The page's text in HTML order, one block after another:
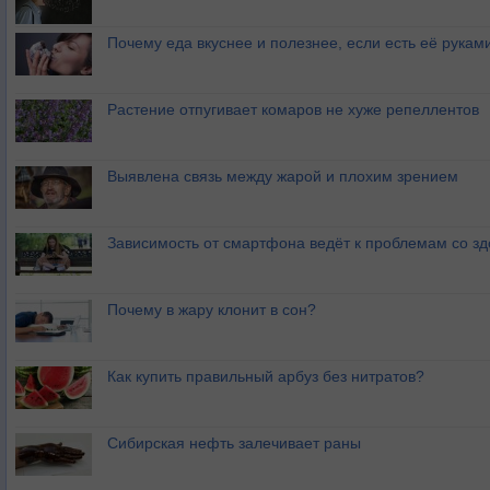
Почему еда вкуснее и полезнее, если есть её
Растение отпугивает комаров не хуже репеллентов
Выявлена связь между жарой и плохим зрением
Зависимость от смартфона ведёт к проблемам со
Почему в жару клонит в сон?
Как купить правильный арбуз без нитратов?
Сибирская нефть залечивает раны